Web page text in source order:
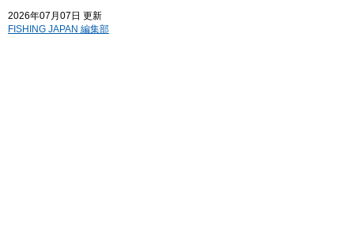
2026年07月07日 更新
FISHING JAPAN 編集部